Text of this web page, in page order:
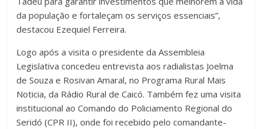
da população e fortaleçam os serviços essenciais”,
destacou Ezequiel Ferreira.
Logo após a visita o presidente da Assembleia
Legislativa concedeu entrevista aos radialistas Joelma
de Souza e Rosivan Amaral, no Programa Rural Mais
Noticia, da Rádio Rural de Caicó. Também fez uma visita
institucional ao Comando do Policiamento Regional do
Seridó (CPR II), onde foi recebido pelo comandante-